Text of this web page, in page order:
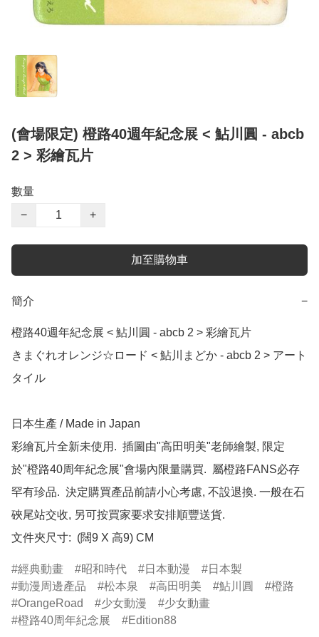
(會場限定) 橙路40週年紀念展 < 鮎川圓 - abcb
2 > 彩繪瓦片
數量
−
+
加至購物車
簡介 −
橙路40週年紀念展 < 鮎川圓 - abcb 2 > 彩繪瓦片
きまぐれオレンジ☆ロード < 鮎川まどか - abcb 2 > アート
タイル
日本生產 / Made in Japan
彩繪瓦片全新未使用.  插圖由"高田明美"老師繪製, 限定
於"橙路40周年紀念展"會場內限量購買.  屬橙路FANS必存
罕有珍品.  決定購買產品前請小心考慮, 不設退換. 一般在石
硤尾站交收, 另可按買家要求安排順豐送貨.
文件夾尺寸:  (闊9 X 高9) CM
經典動畫 昭和時代 日本動漫
日本製
動漫周邊產品
松本泉 高田明美 鮎川圓
橙路
OrangeRoad
少女動漫
少女動畫
橙路40周年紀念展
Edition88